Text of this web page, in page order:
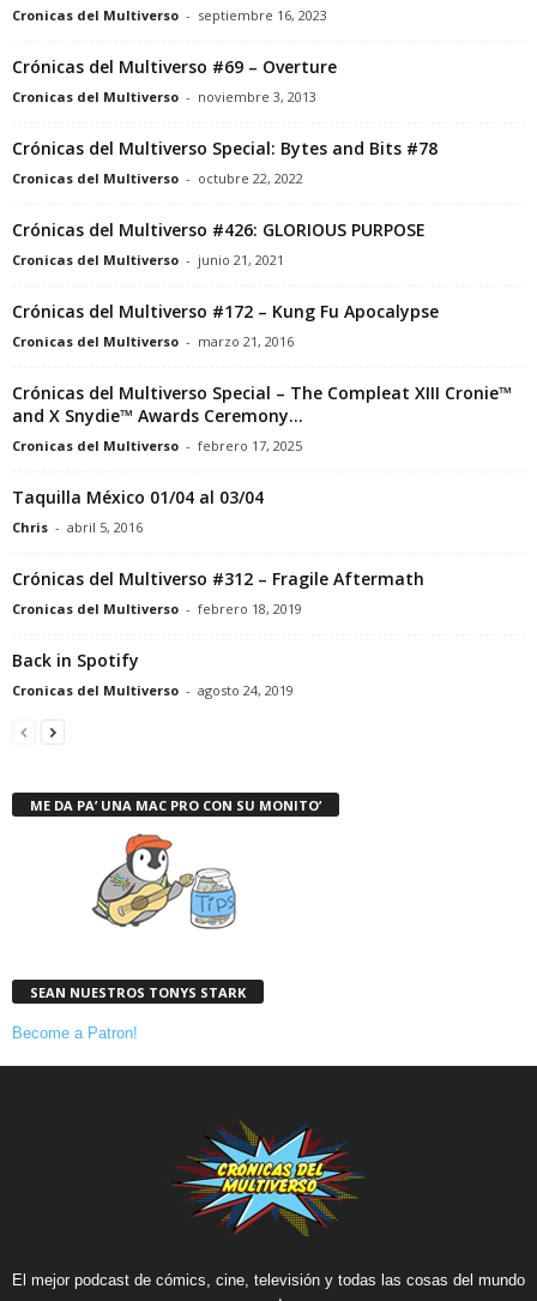
Cronicas del Multiverso - septiembre 16, 2023
Crónicas del Multiverso #69 – Overture
Cronicas del Multiverso - noviembre 3, 2013
Crónicas del Multiverso Special: Bytes and Bits #78
Cronicas del Multiverso - octubre 22, 2022
Crónicas del Multiverso #426: GLORIOUS PURPOSE
Cronicas del Multiverso - junio 21, 2021
Crónicas del Multiverso #172 – Kung Fu Apocalypse
Cronicas del Multiverso - marzo 21, 2016
Crónicas del Multiverso Special – The Compleat XIII Cronie™
and X Snydie™ Awards Ceremony...
Cronicas del Multiverso - febrero 17, 2025
Taquilla México 01/04 al 03/04
Chris - abril 5, 2016
Crónicas del Multiverso #312 – Fragile Aftermath
Cronicas del Multiverso - febrero 18, 2019
Back in Spotify
Cronicas del Multiverso - agosto 24, 2019
ME DA PA’ UNA MAC PRO CON SU MONITO’
SEAN NUESTROS TONYS STARK
Become a Patron!
El mejor podcast de cómics, cine, televisión y todas las cosas del mundo